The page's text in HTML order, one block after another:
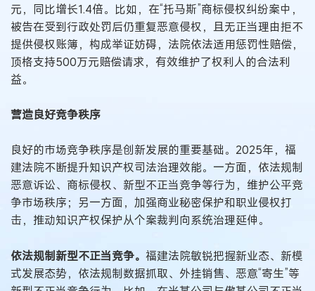
元，同比增长1.4倍。比如，在“托马斯”商标侵权纠纷案中，
被告在受到行政处罚后仍重复恶意侵权，且无正当理由拒不
提供侵权账簿，构成举证妨碍，法院依法适用惩罚性赔偿，
顶格支持500万元赔偿请求，有效维护了权利人的合法利
益。
营造良好竞争秩序
良好的市场竞争秩序是创新发展的重要基础。2025年，福
建法院不断提升知识产权司法治理效能。一方面，依法规制
恶意诉讼、商标侵权、新型不正当竞争等行为，维护公平竞
争市场秩序；另一方面，加强商业秘密保护和职业侵权打
击，推动知识产权保护从个案裁判向系统治理延伸。
依法规制新型不正当竞争。 福建法院敏锐把握新业态、新模
式发展态势，依法规制数据抓取、外挂销售、恶意“寄生”等